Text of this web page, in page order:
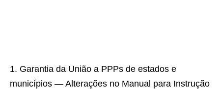
Garantia da União a PPPs de estados e
municípios — Alterações no Manual para Instrução